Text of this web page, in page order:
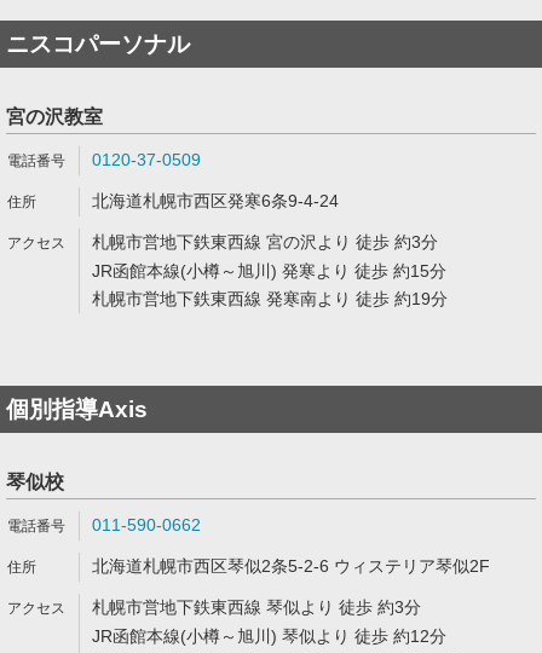
ニスコパーソナル
宮の沢教室
0120-37-0509
北海道札幌市西区発寒6条9-4-24
札幌市営地下鉄東西線 宮の沢より 徒歩 約3分
JR函館本線(小樽～旭川) 発寒より 徒歩 約15分
札幌市営地下鉄東西線 発寒南より 徒歩 約19分
個別指導Axis
琴似校
011-590-0662
北海道札幌市西区琴似2条5-2-6 ウィステリア琴似2F
札幌市営地下鉄東西線 琴似より 徒歩 約3分
JR函館本線(小樽～旭川) 琴似より 徒歩 約12分